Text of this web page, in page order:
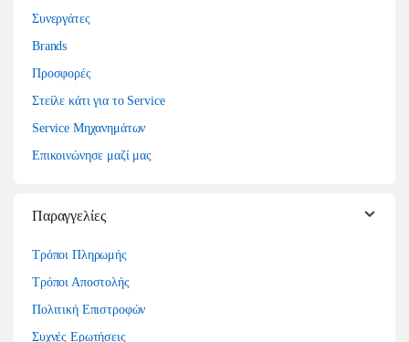
Συνεργάτες
Brands
Προσφορές
Στείλε κάτι για το Service
Service Μηχανημάτων
Επικοινώνησε μαζί μας
Παραγγελίες
Τρόποι Πληρωμής
Τρόποι Αποστολής
Πολιτική Επιστροφών
Συχνές Ερωτήσεις